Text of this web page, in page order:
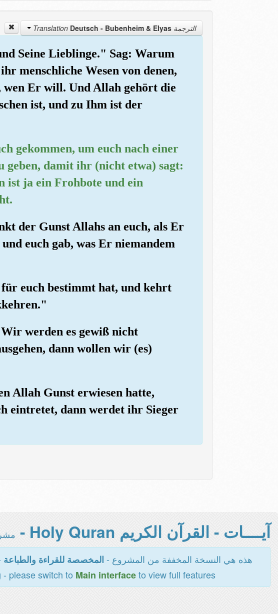
الترجمة Translation Deutsch - Bubenheim & Elyas
Seine Lieblinge." Sag: Warum
menschliche Wesen von denen,
Er will. Und Allah gehört die
ist, und zu Ihm ist der
gekommen, um euch nach einer
damit ihr (nicht etwa) sagt:
ist ja ein Frohbote und ein
der Gunst Allahs an euch, als Er
euch gab, was Er niemandem
euch bestimmt hat, und kehrt
werden es gewiß nicht
dann wollen wir (es)
Allah Gunst erwiesen hatte,
eintretet, dann werdet ihr Sieger
آيــــات - القرآن الكريم Holy Quran -
هذه هي النسخة المخففة من المشروع - المخصصة للقراءة والطباعة
please switch to Main interfaceto view full features